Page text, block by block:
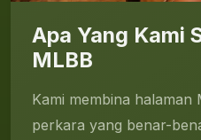
Apa Yang Kami
MLBB
Kami membina halaman
perkara yang benar-